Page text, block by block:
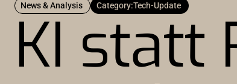
News & Analysis Category:Tech-Update
KI statt